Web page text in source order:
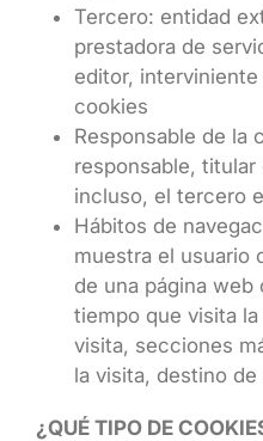
Tercero: entidad
prestadora de
editor,
cookies
Responsable de la
responsable, titular
incluso, el tercero
Hábitos de
muestra el usuario
de una página web
tiempo que visita
visita, secciones
la visita, destino
¿QUÉ TIPO DE